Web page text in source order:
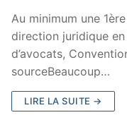
Au minimum une
direction juridique
d’avocats,
sourceBeaucoup…
LIRE LA SUITE →